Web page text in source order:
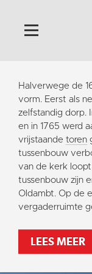
Home
Algemeen
Historie
Omgeving
Activiteiten
Steun ons
Contact
Halverwege de
vorm. Eerst als
zelfstandig dorp.
en in 1765 werd
vrijstaande toren
tussenbouw
van de kerk
tussenbouw zijn
Oldambt. Op de
vergaderruimte
LEES MEER